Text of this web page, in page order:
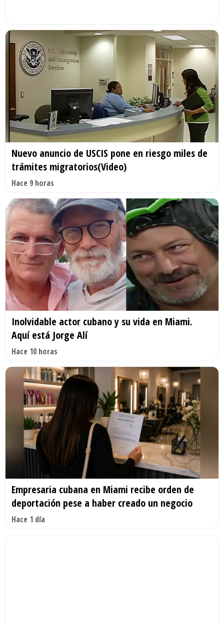
Nuevo anuncio de USCIS pone en riesgo miles de
trámites migratorios(Video)
Hace 9 horas
Inolvidable actor cubano y su vida en Miami.
Aquí está Jorge Alí
Hace 10 horas
Empresaria cubana en Miami recibe orden de
deportación pese a haber creado un negocio
Hace 1 día